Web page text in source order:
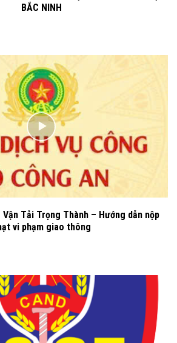
BẮC NINH
Tải Trọng Thành – Hướng dẫn nộp
vi phạm giao thông